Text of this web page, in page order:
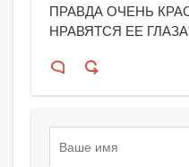
ПРАВДА ОЧЕНЬ
НРАВЯТСЯ ЕЕ ГЛАЗА'